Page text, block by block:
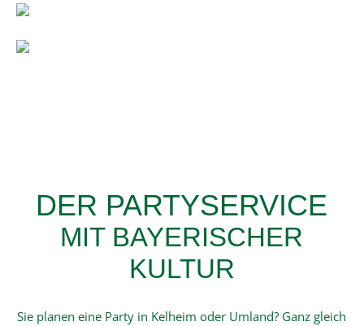
DER PARTYSERVICE
MIT BAYERISCHER
KULTUR
Sie planen eine Party in Kelheim oder Umland? Ganz gleich